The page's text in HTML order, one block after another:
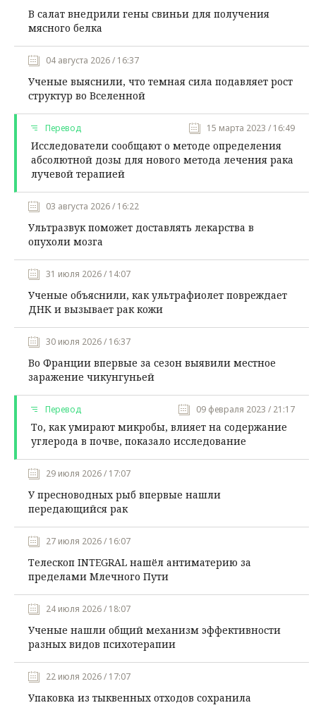
В салат внедрили гены свиньи для получения
мясного белка
04 августа 2026 / 16:37
Ученые выяснили, что темная сила подавляет рост
структур во Вселенной
Перевод 15 марта 2023 / 16:49
Исследователи сообщают о методе определения
абсолютной дозы для нового метода лечения рака
лучевой терапией
03 августа 2026 / 16:22
Ультразвук поможет доставлять лекарства в
опухоли мозга
31 июля 2026 / 14:07
Ученые объяснили, как ультрафиолет повреждает
ДНК и вызывает рак кожи
30 июля 2026 / 16:37
Во Франции впервые за сезон выявили местное
заражение чикунгуньей
Перевод 09 февраля 2023 / 21:17
То, как умирают микробы, влияет на содержание
углерода в почве, показало исследование
29 июля 2026 / 17:07
У пресноводных рыб впервые нашли
передающийся рак
27 июля 2026 / 16:07
Телескоп INTEGRAL нашёл антиматерию за
пределами Млечного Пути
24 июля 2026 / 18:07
Ученые нашли общий механизм эффективности
разных видов психотерапии
22 июля 2026 / 17:07
Упаковка из тыквенных отходов сохранила